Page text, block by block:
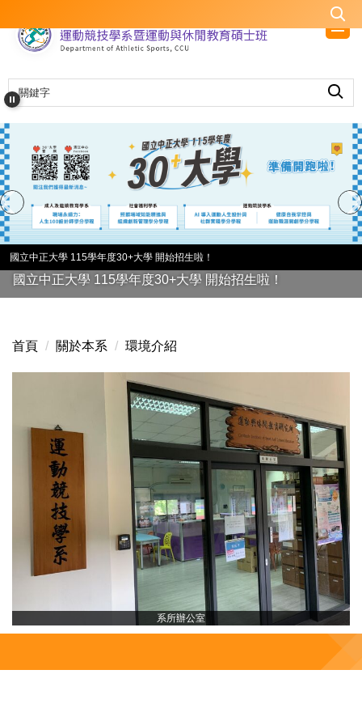
到
內
容
區
國立中正大學 115學年度30+大學 開始招生啦！
國立中正大學 115學年度30+大學 開始招生啦！
首頁 關於本系 環境介紹
系所辦公室